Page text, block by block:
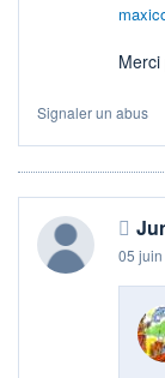
Merci
Signaler un abus
05